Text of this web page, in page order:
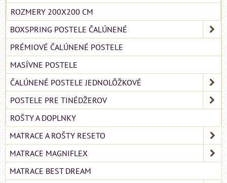
ROZMERY 200X200 CM
BOXSPRING POSTELE ČALÚNENÉ
PRÉMIOVÉ ČALÚNENÉ POSTELE
MASÍVNE POSTELE
ČALÚNENÉ POSTELE JEDNOLÔŽKOVÉ
POSTELE PRE TINÉDŽEROV
ROŠTY A DOPLNKY
MATRACE A ROŠTY RESETO
MATRACE MAGNIFLEX
MATRACE BEST DREAM